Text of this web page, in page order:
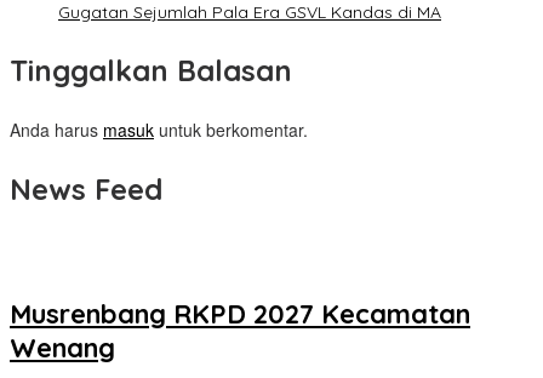
Gugatan Sejumlah Pala Era GSVL Kandas di MA
Tinggalkan Balasan
Anda harus masuk untuk berkomentar.
News Feed
Musrenbang RKPD 2027 Kecamatan
Wenang